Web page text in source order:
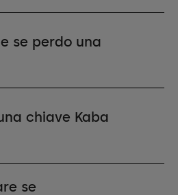
delle chiavi anche a
semplice e veloce.
se perdo una
trovato in qualsiasi
chiave la invia a dormakaba,
al proprietario.
chiave Kaba
la registrazione del sistema
se